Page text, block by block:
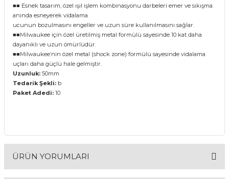
Keskiler
& Bijon Anahtarları
■■ Esnek tasarım, özel ışıl işlem kombinasyonu darbeleri emer ve sıkışma
anında esneyerek vidalama
ucunun bozulmasını engeller ve uzun süre kullanılmasını sağlar.
■■Milwaukee için özel üretilmiş metal formülü sayesinde 10 kat daha
dayanıklı ve uzun ömürlüdür.
■■Milwaukee’nin özel metal (shock zone) formülü sayesinde vidalama
uçları daha güçlü hale gelmiştir.
Uzunluk: 50mm
Tedarik Şekli: b
Paket Adedi: 10
ÜRÜN YORUMLARI